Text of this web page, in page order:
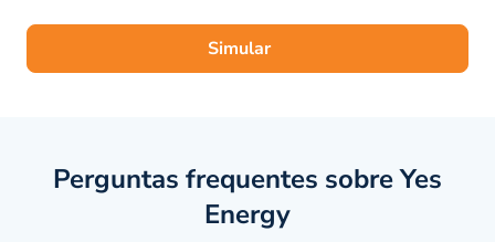
Simular
Perguntas frequentes sobre Yes
Energy